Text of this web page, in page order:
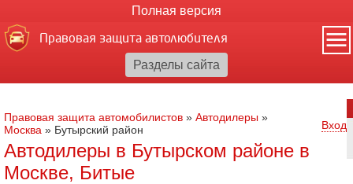
Полная версия
Правовая защита автолюбителя
Правовая защита автомобилистов » Автодилеры »
Москва » Бутырский район Вход
Автодилеры в Бутырском районе в
Москве, Битые